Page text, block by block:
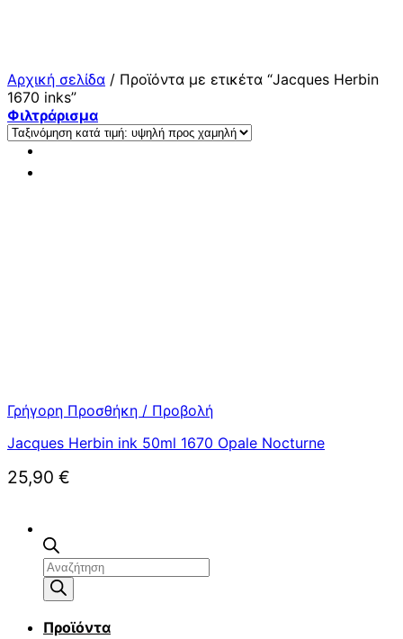
Αναζήτηση
προϊόντων
Προϊόντα
Αρχική σελίδα / Προϊόντα με ετικέτα “Jacques Herbin
1670 inks”
Φιλτράρισμα
Γρήγορη Προσθήκη / Προβολή
Jacques Herbin ink 50ml 1670 Opale Nocturne
25,90 €